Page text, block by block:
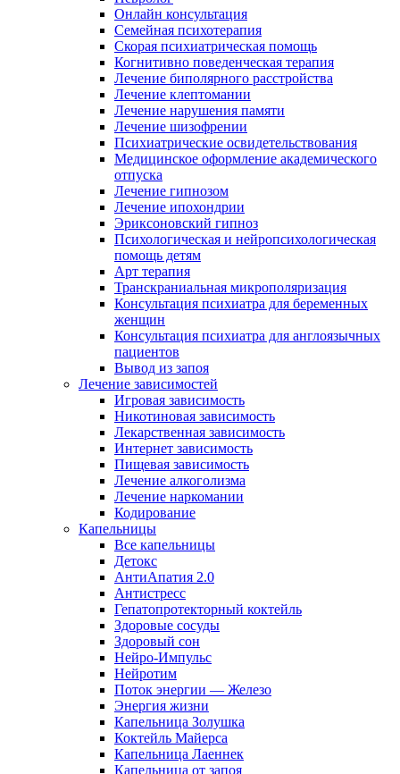
Онлайн консультация
Семейная психотерапия
Скорая психиатрическая помощь
Когнитивно поведенческая терапия
Лечение биполярного расстройства
Лечение клептомании
Лечение нарушения памяти
Лечение шизофрении
Психиатрические освидетельствования
Медицинское оформление академического
отпуска
Лечение гипнозом
Лечение ипохондрии
Эриксоновский гипноз
Психологическая и нейропсихологическая
помощь детям
Арт терапия
Транскраниальная микрополяризация
Консультация психиатра для беременных
женщин
Консультация психиатра для англоязычных
пациентов
Вывод из запоя
Лечение зависимостей
Игровая зависимость
Никотиновая зависимость
Лекарственная зависимость
Интернет зависимость
Пищевая зависимость
Лечение алкоголизма
Лечение наркомании
Кодирование
Капельницы
Все капельницы
Детокс
АнтиАпатия 2.0
Антистресс
Гепатопротекторный коктейль
Здоровые сосуды
Здоровый сон
Нейро-Импульс
Нейротим
Поток энергии — Железо
Энергия жизни
Капельница Золушка
Коктейль Майерса
Капельница Лаеннек
Капельница от запоя